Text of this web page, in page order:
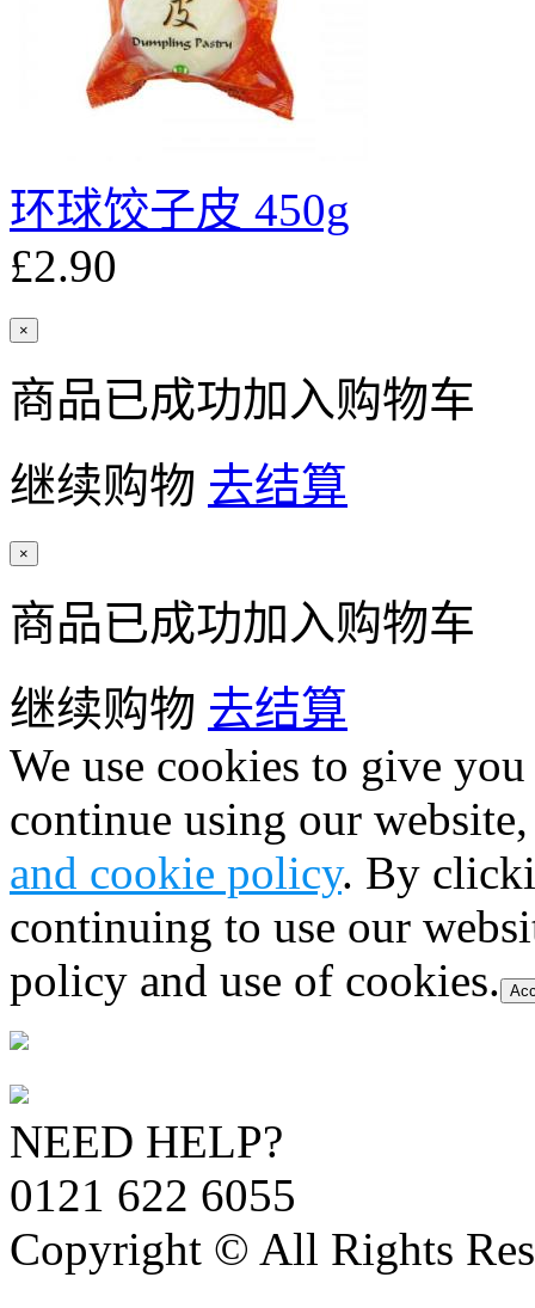
环球饺子皮 450g
£2.90
×
商品已成功加入购物车
继续购物 去结算
×
商品已成功加入购物车
继续购物 去结算
We use cookies to give
continue using our
and cookie policy. By
continuing to use our
policy and use of cookies.
NEED HELP?
0121 622 6055
Copyright © All Rights